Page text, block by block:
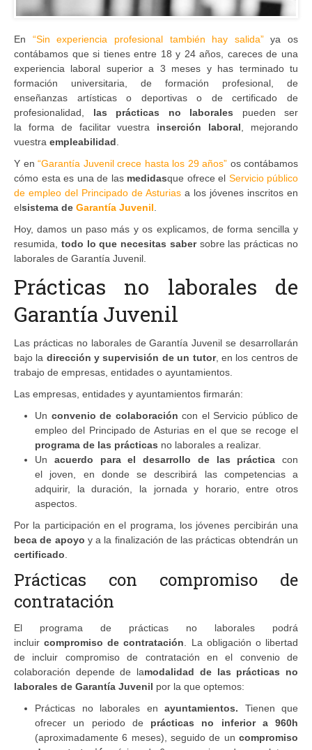
En “Sin experiencia profesional también hay salida”ya os
contábamos que si tienes entre 18 y 24 años, careces de una
experiencia laboral superior a 3 meses y has terminado tu
formación universitaria, de formación profesional, de
enseñanzas artísticas o deportivas o de certificado de
profesionalidad, las prácticas no laborales pueden ser
la forma de facilitar vuestra inserción laboral , mejorando
vuestra empleabilidad
Y en “Garantía Juvenil crece hasta los 29 años” os contábamos
cómo esta es una de las medidasque ofrece el Servicio público
de empleo del Principado de Asturias a los jóvenes inscritos en
elsistema de Garantía Juvenil
Hoy, damos un paso más y os explicamos, de forma sencilla y
resumida, todo lo que necesitas sabersobre las prácticas no
laborales de Garantía Juvenil.
Prácticas no laborales de
Garantía Juvenil
Las prácticas no laborales de Garantía Juvenil se desarrollarán
bajo la dirección y supervisión de un tutor, en los centros de
trabajo de empresas, entidades o ayuntamientos.
Las empresas, entidades y ayuntamientos firmarán:
Un convenio de colaboración con el Servicio público de
empleo del Principado de Asturias en el que se recoge el
programa de las prácticas no laborales a realizar.
Un acuerdo para el desarrollo de las práctica con
el joven, en donde se describirá las competencias a
adquirir, la duración, la jornada y horario, entre otros
aspectos.
Por la participación en el programa, los jóvenes percibirán una
beca de apoyo y a la finalización de las prácticas obtendrán un
certificado
Prácticas con compromiso de
contratación
El programa de prácticas no laborales podrá
incluircompromiso de contratación . La obligación o libertad
de incluir compromiso de contratación en el convenio de
colaboración depende de lamodalidad de las prácticas no
laborales de Garantía Juvenil por la que optemos:
Prácticas no laborales en ayuntamientos. Tienen que
ofrecer un periodo de prácticas no inferior a 960h
(aproximadamente 6 meses), seguido de un compromiso